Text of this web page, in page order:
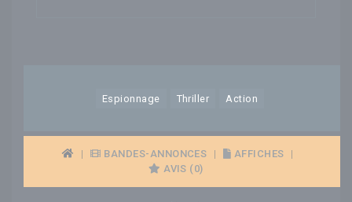
Espionnage Thriller Action
| BANDES-ANNONCES | AFFICHES
|
AVIS (0)